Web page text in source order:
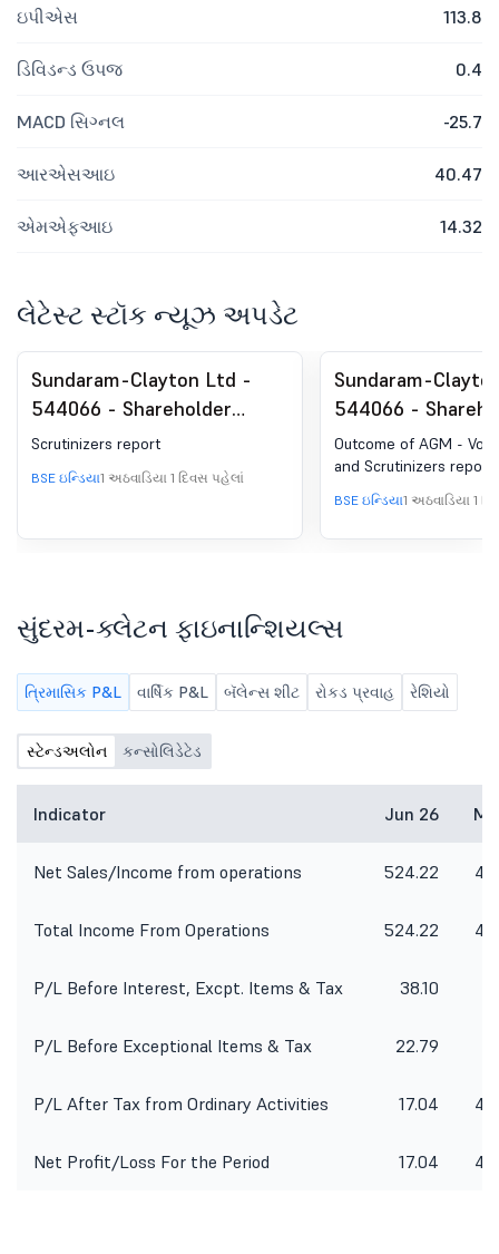
ઇપીએસ 113.8
ડિવિડન્ડ ઉપજ 0.4
MACD સિગ્નલ -25.7
આરએસઆઇ 40.47
એમએફઆઇ 14.32
લેટેસ્ટ સ્ટૉક ન્યૂઝ અપડેટ
Sundaram-Clayton Ltd -
544066 - Shareholder
Meeting / Postal Ballot-
Scrutinizer''s Report
Scrutinizers report
BSE ઇન્ડિયા1 અઠવાડિયા 1 દિવસ પહેલાં
Sundaram-
544066 -
Meeting / Postal
Outcome of AGM
Outcome of AGM -
and Scrutinizers report
BSE ઇન્ડિયા1 અઠવાડિયા 1
સુંદરમ-ક્લેટન ફાઇનાન્શિયલ્સ
ત્રિમાસિક P&L વાર્ષિક P&L બૅલેન્સ શીટ રોકડ પ્રવાહ રેશિયો
સ્ટેન્ડઅલોન કન્સોલિડેટેડ
Indicator Jun 26
Net Sales/Income from operations 524.22
Total Income From Operations 524.22
P/L Before Interest, Excpt. Items & Tax 38.10
P/L Before Exceptional Items & Tax 22.79
P/L After Tax from Ordinary Activities 17.04
Net Profit/Loss For the Period 17.04